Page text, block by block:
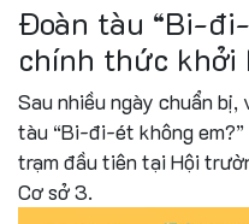
Đoàn tàu “Bi-
chính thức khởi
Sau nhiều ngày chuẩn
tàu “Bi-đi-ét không
trạm đầu tiên tại Hội
Cơ sở 3.